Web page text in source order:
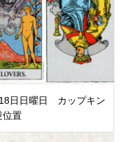
日日曜日 カップキン
位置